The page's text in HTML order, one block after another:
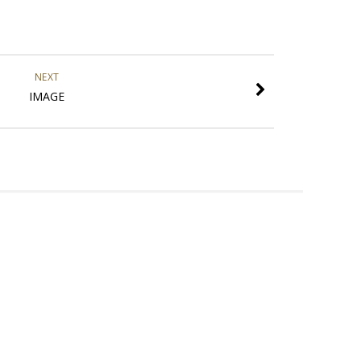
NEXT
IMAGE